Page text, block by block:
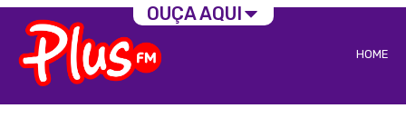
HOME
OUÇA AQUI